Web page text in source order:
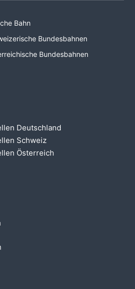
Bahn
Bundesbahnen
Bundesbahnen
Deutschland
Schweiz
Österreich